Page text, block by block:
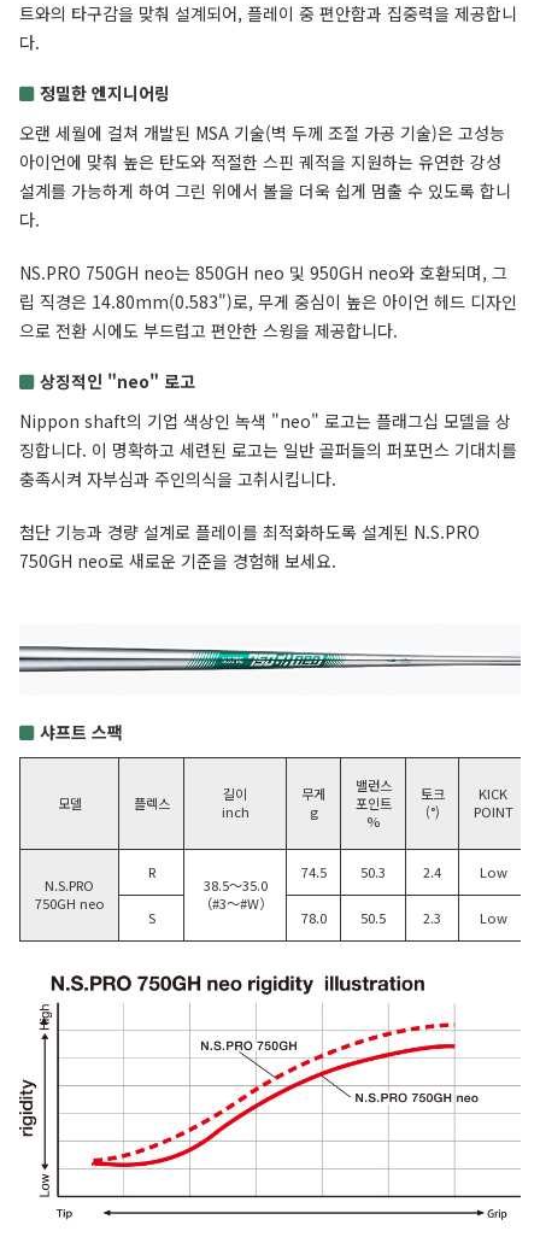
트와의 타구감을 맞춰 설계되어, 플레이 중 편안함과 집중력을 제공합니
다.
정밀한 엔지니어링
오랜 세월에 걸쳐 개발된 MSA 기술(벽 두께 조절 가공 기술)은 고성능
아이언에 맞춰 높은 탄도와 적절한 스핀 궤적을 지원하는 유연한 강성
설계를 가능하게 하여 그린 위에서 볼을 더욱 쉽게 멈출 수 있도록 합니
다.
NS.PRO 750GH neo는 850GH neo 및 950GH neo와 호환되며, 그
립 직경은 14.80mm(0.583")로, 무게 중심이 높은 아이언 헤드 디자인
으로 전환 시에도 부드럽고 편안한 스윙을 제공합니다.
상징적인 "neo" 로고
Nippon shaft의 기업 색상인 녹색 "neo" 로고는 플래그십 모델을 상
징합니다. 이 명확하고 세련된 로고는 일반 골퍼들의 퍼포먼스 기대치를
충족시켜 자부심과 주인의식을 고취시킵니다.
첨단 기능과 경량 설계로 플레이를 최적화하도록 설계된 N.S.PRO
750GH neo로 새로운 기준을 경험해 보세요.
샤프트 스팩
모델 플렉스
길이
inch
무게
g
밸런스
포인트
%
토크
(°)
KICK
POINT
N.S.PRO
750GH neo
R
38.5〜35.0
（#3〜#W）
74.5 50.3 2.4 Low
S 78.0 50.5 2.3 Low